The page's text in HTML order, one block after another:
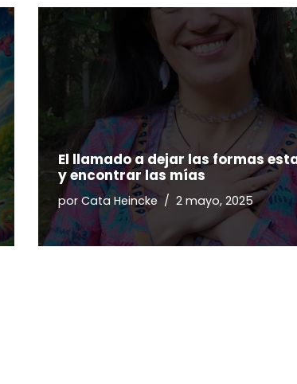
El llamado a dejar las formas
y encontrar las mías
por Cata Heincke 2 mayo, 2025